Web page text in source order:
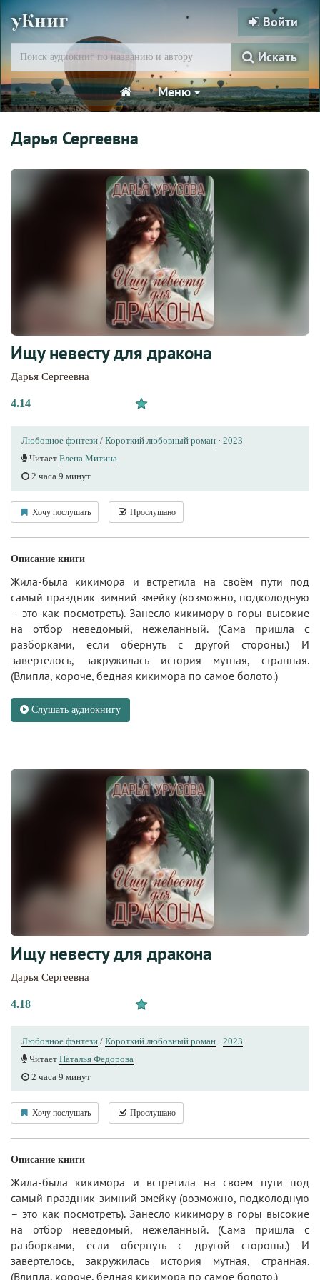
уКниг Войти
Искать
Меню
Дарья Сергеевна
Ищу невесту для дракона
Дарья Сергеевна
4.14
Любовное фэнтези / Короткий любовный роман · 2023
Читает Елена Митина
2 часа 9 минут
Хочу послушать Прослушано
Описание книги
Жила-была кикимора и встретила на своём пути под
самый праздник зимний змейку (возможно, подколодную
– это как посмотреть). Занесло кикимору в горы высокие
на отбор неведомый, нежеланный. (Сама пришла с
разборками, если обернуть с другой стороны.) И
завертелось, закружилась история мутная, странная.
(Влипла, короче, бедная кикимора по самое болото.)
Слушать аудиокнигу
Ищу невесту для дракона
Дарья Сергеевна
4.18
Любовное фэнтези / Короткий любовный роман · 2023
Читает Наталья Федорова
2 часа 9 минут
Хочу послушать Прослушано
Описание книги
Жила-была кикимора и встретила на своём пути под
самый праздник зимний змейку (возможно, подколодную
– это как посмотреть). Занесло кикимору в горы высокие
на отбор неведомый, нежеланный. (Сама пришла с
разборками, если обернуть с другой стороны.) И
завертелось, закружилась история мутная, странная.
(Влипла, короче, бедная кикимора по самое болото.)